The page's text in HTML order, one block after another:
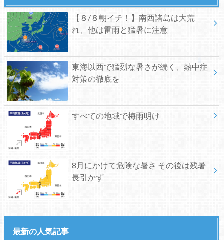
【８/８朝イチ！】南西諸島は大荒
れ、他は雷雨と猛暑に注意
東海以西で猛烈な暑さが続く、熱中症
対策の徹底を
すべての地域で梅雨明け
8月にかけて危険な暑さ その後は残暑
長引かず
最新の人気記事